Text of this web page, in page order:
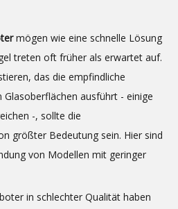
mögen wie eine schnelle Lösung
treten oft früher als erwartet auf.
das die empfindliche
Glasoberflächen ausführt - einige
-, sollte die
größter Bedeutung sein. Hier sind
von Modellen mit geringer
in schlechter Qualität haben